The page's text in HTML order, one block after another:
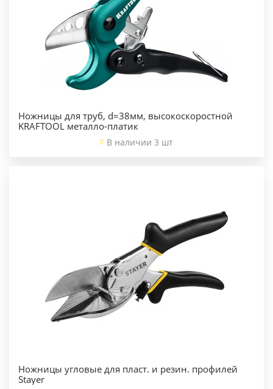
Ножницы для труб, d=38мм, высокоскоростной
KRAFTOOL металло-платик
В наличии 3 шт
Ножницы угловые для пласт. и резин. профилей
Stayer